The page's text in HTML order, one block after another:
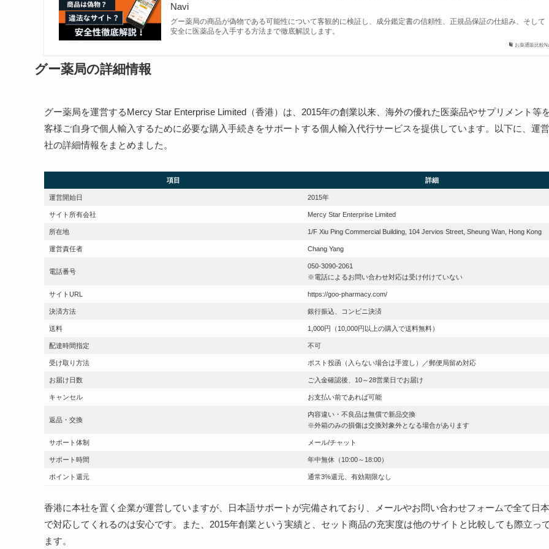
お薬通販比較
Navi
グー薬局の商品が偽物である可能性について客観的に検証し、成分鑑定書の信頼性、正規品保証の仕組み、そして
安全に医薬品を入手する方法まで徹底解説します。
グー薬局の詳細情報
グー薬局を運営するMercy Star Enterprise Limited（香港）は、2015年の創業以来、海外の優れた医薬品やサプリメント等
客様ご自身で個人輸入するために必要な購入手続きをサポートする個人輸入代行サービスを提供しています。以下に、運
社の詳細情報をまとめました。
項目 詳細
運営開始日 2015年
サイト所有会社 Mercy Star Enterprise Limited
所在地 1/F Xiu Ping Commercial Building, 104 Jervios Street, Sheung Wan, Hong Kong
運営責任者 Chang Yang
電話番号
050-3090-2061
※電話によるお問い合わせ対応は受け付けていない
サイトURL https://goo-pharmacy.com/
決済方法 銀行振込、コンビニ決済
送料 1,000円（10,000円以上の購入で送料無料）
配達時間指定 不可
受け取り方法 ポスト投函（入らない場合は手渡し）／郵便局留め対応
お届け日数 ご入金確認後、10～28営業日でお届け
キャンセル お支払い前であれば可能
返品・交換
内容違い・不良品は無償で新品交換
※外箱のみの損傷は交換対象外となる場合があります
サポート体制 メール/チャット
サポート時間 年中無休（10:00～18:00）
ポイント還元 通常3%還元、有効期限なし
香港に本社を置く企業が運営していますが、日本語サポートが完備されており、メールやお問い合わせフォームで全て日
で対応してくれるのは安心です。また、2015年創業という実績と、セット商品の充実度は他のサイトと比較しても際立っ
ます。